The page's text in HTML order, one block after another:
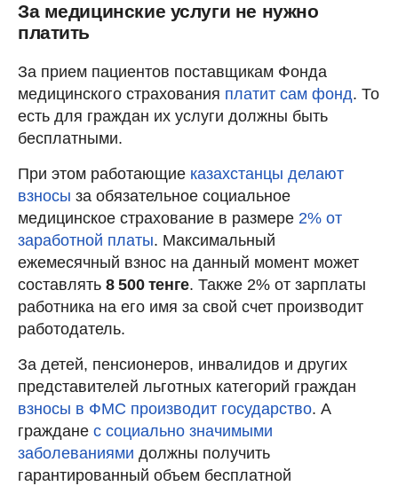
За медицинские услуги не нужно
платить
За прием пациентов поставщикам Фонда
медицинского страхования платит сам фонд. То
есть для граждан их услуги должны быть
бесплатными.
При этом работающие казахстанцы делают
взносы за обязательное социальное
медицинское страхование в размере 2% от
заработной платы. Максимальный
ежемесячный взнос на данный момент может
составлять 8 500 тенге. Также 2% от зарплаты
работника на его имя за свой счет производит
работодатель.
За детей, пенсионеров, инвалидов и других
представителей льготных категорий граждан
взносы в ФМС производит государство. А
граждане с социально значимыми
заболеваниями должны получить
гарантированный объем бесплатной